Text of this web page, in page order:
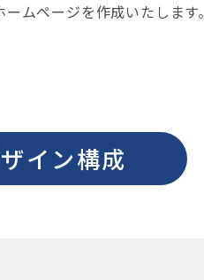
ムページを作成いたします。
イン構成